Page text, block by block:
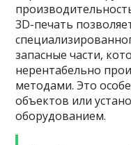
3D-печать
запасные части,
нерентабельно
методами. Это
объектов или
оборудованием.